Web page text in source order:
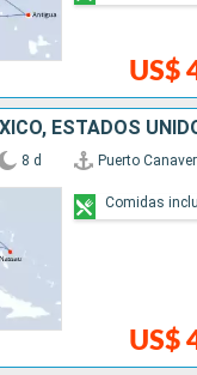
US$
ESTADOS
8 d Puerto
US$
Comidas